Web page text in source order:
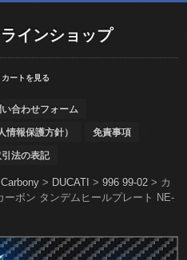
インショップ
カートを見る
い合わせフォーム
情報保護方針） 免責事項
法の表記
Carbony > DUCATI >996 99-02 > カ
ーボン タンデムヒールプレート NE-